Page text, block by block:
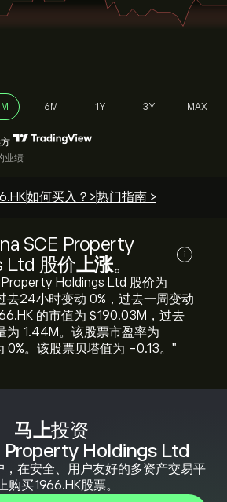
马上投资
Property Holdings Ltd
，在安全、用户友好的多资产交易平
购买1966.HK股票。
6M 1Y 3Y MAX
业绩
如何买入？>热门指南 >
SCE Property
Ltd 股价上涨。 i
Property Holdings Ltd 股价为
24小时变动 ‎0‎%，过去一周变动
的市值为 ‎$‎190.03M，过去
为 1.44M。该股票市盈率为
0%。该股票贝塔值为 -0.13。"